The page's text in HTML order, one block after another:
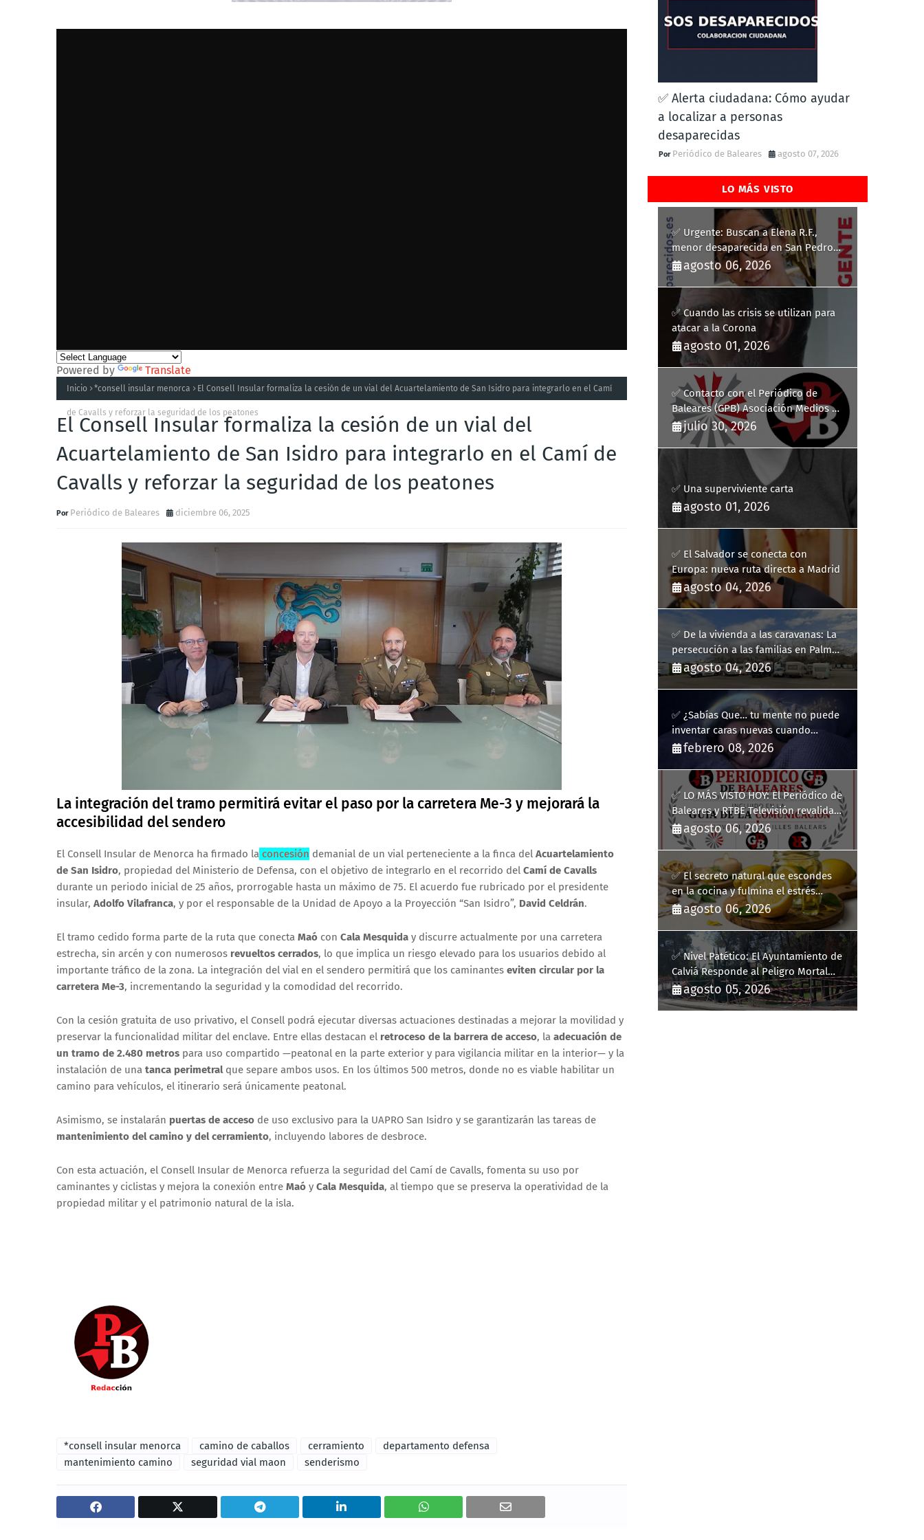
Powered by Translate
Inicio *consell insular menorca El Consell Insular formaliza la cesión de un vial del Acuartelamiento de San Isidro para integrarlo en el Camí
de Cavalls y reforzar la seguridad de los peatones
El Consell Insular formaliza la cesión de un vial del
Acuartelamiento de San Isidro para integrarlo en el Camí de
Cavalls y reforzar la seguridad de los peatones
Periódico de Baleares diciembre 06, 2025
La integración del tramo permitirá evitar el paso por la carretera Me-3 y mejorará la
accesibilidad del sendero
El Consell Insular de Menorca ha firmado la concesión demanial de un vial perteneciente a la finca del Acuartelamiento
de San Isidro, propiedad del Ministerio de Defensa, con el objetivo de integrarlo en el recorrido del Camí de Cavalls
durante un periodo inicial de 25 años, prorrogable hasta un máximo de 75. El acuerdo fue rubricado por el presidente
insular, Adolfo Vilafranca, y por el responsable de la Unidad de Apoyo a la Proyección “San Isidro”, David Celdrán.
El tramo cedido forma parte de la ruta que conecta Maó con Cala Mesquida y discurre actualmente por una carretera
estrecha, sin arcén y con numerosos revueltos cerrados, lo que implica un riesgo elevado para los usuarios debido al
importante tráfico de la zona. La integración del vial en el sendero permitirá que los caminantes eviten circular por la
carretera Me-3, incrementando la seguridad y la comodidad del recorrido.
Con la cesión gratuita de uso privativo, el Consell podrá ejecutar diversas actuaciones destinadas a mejorar la movilidad y
preservar la funcionalidad militar del enclave. Entre ellas destacan el retroceso de la barrera de acceso, la adecuación de
un tramo de 2.480 metros para uso compartido —peatonal en la parte exterior y para vigilancia militar en la interior— y la
instalación de una tanca perimetralque separe ambos usos. En los últimos 500 metros, donde no es viable habilitar un
camino para vehículos, el itinerario será únicamente peatonal.
Asimismo, se instalarán puertas de acceso de uso exclusivo para la UAPRO San Isidro y se garantizarán las tareas de
mantenimiento del camino y del cerramiento, incluyendo labores de desbroce.
Con esta actuación, el Consell Insular de Menorca refuerza la seguridad del Camí de Cavalls, fomenta su uso por
caminantes y ciclistas y mejora la conexión entre Maó y Cala Mesquida, al tiempo que se preserva la operatividad de la
propiedad militar y el patrimonio natural de la isla.
*consell insular menorca camino de caballos cerramiento
departamento defensa
mantenimiento camino
seguridad vial maon senderismo
✅ Alerta ciudadana: Cómo ayudar
a localizar a personas
desaparecidas
Periódico de Baleares agosto 07, 2026
LO MÁS VISTO
✅ Urgente: Buscan a Elena R.F.,
menor desaparecida en San Pedro
del Pinatar
agosto 06, 2026
✅ Cuando las crisis se utilizan para
atacar a la Corona
agosto 01, 2026
✅ Contacto con el Periódico de
Baleares (GPB) Asociación Medios de
Comunicación Digitales
julio 30, 2026
✅ Una superviviente carta
agosto 01, 2026
✅ El Salvador se conecta con
Europa: nueva ruta directa a Madrid
agosto 04, 2026
✅ De la vivienda a las caravanas: La
persecución a las familias en Palma
y la complicidad de un fracaso
heredado
agosto 04, 2026
✅ ¿Sabías Que… tu mente no puede
inventar caras nuevas cuando
sueñas?
febrero 08, 2026
✅ LO MÁS VISTO HOY: El Periódico de
Baleares y RTBE Televisión revalidan
más de cinco años en la Guía de la
Comunicación del Govern de les Illes
agosto 06, 2026
✅ El secreto natural que escondes
en la cocina y fulmina el estrés
diario
agosto 06, 2026
✅ Nivel Patético: El Ayuntamiento de
Calviá Responde al Peligro Mortal
con "Plastiquitos"
agosto 05, 2026